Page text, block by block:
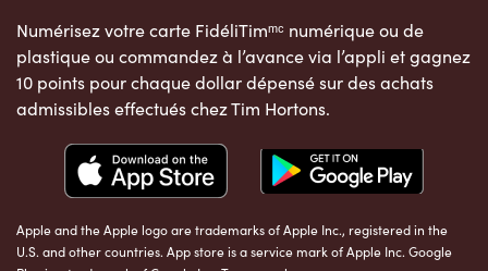
Numérisez votre carte FidéliTimᵐᶜ numérique ou de
plastique ou commandez à l’avance via l’appli et gagnez
10 points pour chaque dollar dépensé sur des achats
admissibles effectués chez Tim Hortons.
Apple and the Apple logo are trademarks of Apple Inc., registered in the
U.S. and other countries. App store is a service mark of Apple Inc. Google